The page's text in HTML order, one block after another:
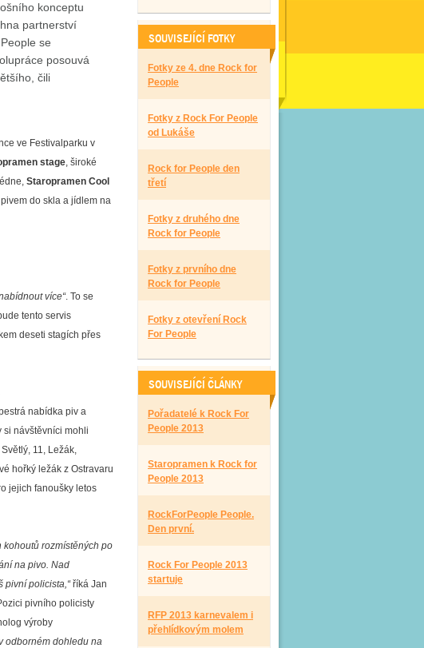
konceptu
partnerství
se
posouvá
čili
ve Festivalparku v
stage, široké
Staropramen Cool
do skla a jídlem na
více“. To se
tento servis
deseti stagích přes
nabídka piv a
si návštěvníci mohli
11, Ležák,
hořký ležák z Ostravaru
jejich fanoušky letos
kohoutů rozmístěných po
na pivo. Nad
pivní policista,“říká Jan
pivního policisty
výroby
odborném dohledu na
SOUVISEJÍCÍ FOTKY
Fotky ze 4. dne Rock for
People
Fotky z Rock For People
od Lukáše
Rock for People den
třetí
Fotky z druhého dne
Rock for People
Fotky z prvního dne
Rock for People
Fotky z otevření Rock
For People
SOUVISEJÍCÍ ČLÁNKY
Pořadatelé k Rock For
People 2013
Staropramen k Rock for
People 2013
RockForPeople People.
Den první.
Rock For People 2013
startuje
RFP 2013 karnevalem i
přehlídkovým molem